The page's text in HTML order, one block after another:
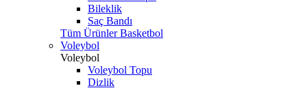
Bileklik
Saç Bandı
Tüm Ürünler Basketbol
Voleybol
Voleybol
Voleybol Topu
Dizlik